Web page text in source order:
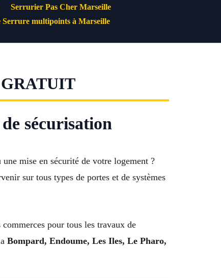
Serrurier Pas Cher Marseille
Serrure multipoints à Marseille
sécurisation
mise en sécurité de votre logement ?
sur tous types de portes et de systèmes
pour tous les travaux de
Bompard, Endoume, Les Iles, Le Pharo,